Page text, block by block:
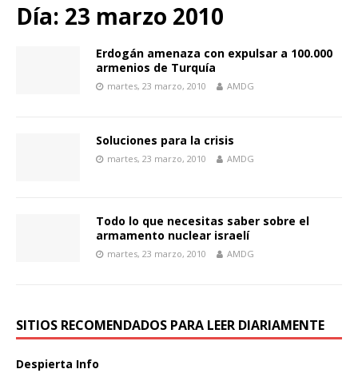
Día: 23 marzo 2010
Erdogán amenaza con expulsar a 100.000
armenios de Turquía
martes, 23 marzo, 2010 AMDG
Soluciones para la crisis
martes, 23 marzo, 2010 AMDG
Todo lo que necesitas saber sobre el
armamento nuclear israelí
martes, 23 marzo, 2010 AMDG
SITIOS RECOMENDADOS PARA LEER DIARIAMENTE
Despierta Info